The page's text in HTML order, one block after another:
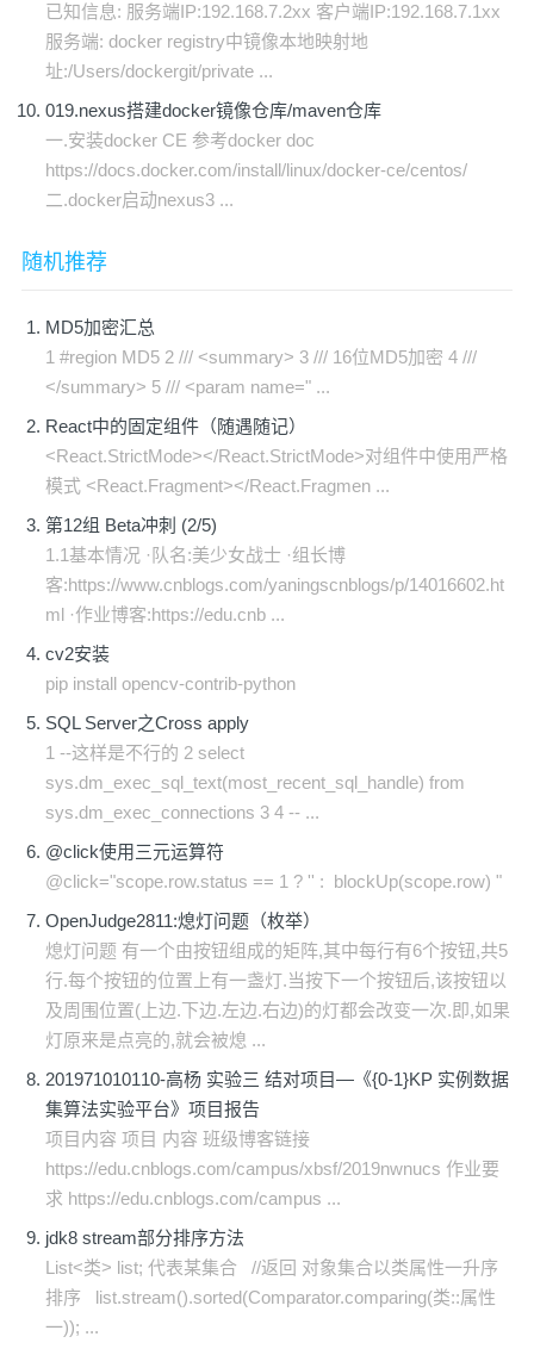
已知信息: 服务端IP:192.168.7.2xx 客户端IP:192.168.7.1xx
服务端: docker registry中镜像本地映射地
址:/Users/dockergit/private ...
019.nexus搭建docker镜像仓库/maven仓库
一.安装docker CE 参考docker doc
https://docs.docker.com/install/linux/docker-ce/centos/
二.docker启动nexus3 ...
随机推荐
MD5加密汇总
1 #region MD5 2 /// <summary> 3 /// 16位MD5加密 4 ///
</summary> 5 /// <param name=" ...
React中的固定组件（随遇随记）
<React.StrictMode></React.StrictMode>对组件中使用严格
模式 <React.Fragment></React.Fragmen ...
第12组 Beta冲刺 (2/5)
1.1基本情况 ·队名:美少女战士 ·组长博
客:https://www.cnblogs.com/yaningscnblogs/p/14016602.ht
ml ·作业博客:https://edu.cnb ...
cv2安装
pip install opencv-contrib-python
SQL Server之Cross apply
1 --这样是不行的 2 select
sys.dm_exec_sql_text(most_recent_sql_handle) from
sys.dm_exec_connections 3 4 -- ...
@click使用三元运算符
@click="scope.row.status == 1 ? '' : blockUp(scope.row) "
OpenJudge2811:熄灯问题（枚举）
熄灯问题 有一个由按钮组成的矩阵,其中每行有6个按钮,共5
行.每个按钮的位置上有一盏灯.当按下一个按钮后,该按钮以
及周围位置(上边.下边.左边.右边)的灯都会改变一次.即,如果
灯原来是点亮的,就会被熄 ...
201971010110-高杨 实验三 结对项目—《{0-1}KP 实例数据
集算法实验平台》项目报告
项目内容 项目 内容 班级博客链接
https://edu.cnblogs.com/campus/xbsf/2019nwnucs 作业要
求 https://edu.cnblogs.com/campus ...
jdk8 stream部分排序方法
List<类> list; 代表某集合 //返回 对象集合以类属性一升序
排序 list.stream().sorted(Comparator.comparing(类::属性
一)); ...